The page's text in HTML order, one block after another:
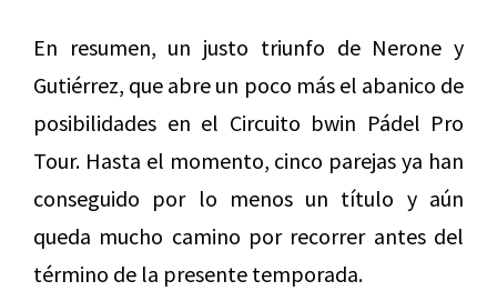
En resumen, un justo triunfo de Nerone y
Gutiérrez, que abre un poco más el abanico de
posibilidades en el Circuito bwin Pádel Pro
Tour. Hasta el momento, cinco parejas ya han
conseguido por lo menos un título y aún
queda mucho camino por recorrer antes del
término de la presente temporada.